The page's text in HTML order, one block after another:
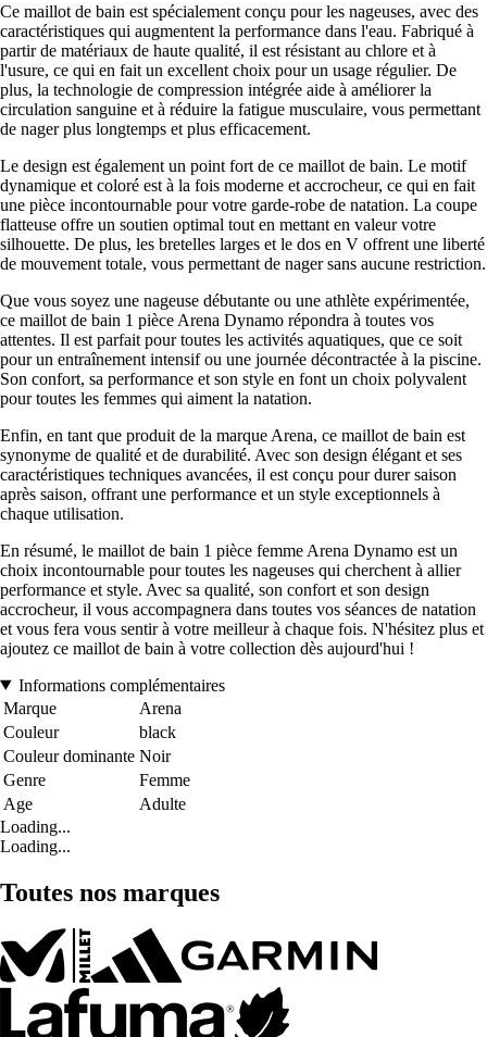
Ce maillot de bain est spécialement conçu pour les nageuses, avec des
caractéristiques qui augmentent la performance dans l'eau. Fabriqué à
partir de matériaux de haute qualité, il est résistant au chlore et à
l'usure, ce qui en fait un excellent choix pour un usage régulier. De
plus, la technologie de compression intégrée aide à améliorer la
circulation sanguine et à réduire la fatigue musculaire, vous permettant
de nager plus longtemps et plus efficacement.
Le design est également un point fort de ce maillot de bain. Le motif
dynamique et coloré est à la fois moderne et accrocheur, ce qui en fait
une pièce incontournable pour votre garde-robe de natation. La coupe
flatteuse offre un soutien optimal tout en mettant en valeur votre
silhouette. De plus, les bretelles larges et le dos en V offrent une liberté
de mouvement totale, vous permettant de nager sans aucune restriction.
Que vous soyez une nageuse débutante ou une athlète expérimentée,
ce maillot de bain 1 pièce Arena Dynamo répondra à toutes vos
attentes. Il est parfait pour toutes les activités aquatiques, que ce soit
pour un entraînement intensif ou une journée décontractée à la piscine.
Son confort, sa performance et son style en font un choix polyvalent
pour toutes les femmes qui aiment la natation.
Enfin, en tant que produit de la marque Arena, ce maillot de bain est
synonyme de qualité et de durabilité. Avec son design élégant et ses
caractéristiques techniques avancées, il est conçu pour durer saison
après saison, offrant une performance et un style exceptionnels à
chaque utilisation.
En résumé, le maillot de bain 1 pièce femme Arena Dynamo est un
choix incontournable pour toutes les nageuses qui cherchent à allier
performance et style. Avec sa qualité, son confort et son design
accrocheur, il vous accompagnera dans toutes vos séances de natation
et vous fera vous sentir à votre meilleur à chaque fois. N'hésitez plus et
ajoutez ce maillot de bain à votre collection dès aujourd'hui !
Informations complémentaires
Marque
Arena
Couleur
black
Couleur dominante Noir
Genre
Femme
Age
Adulte
Loading...
Loading...
Toutes nos marques